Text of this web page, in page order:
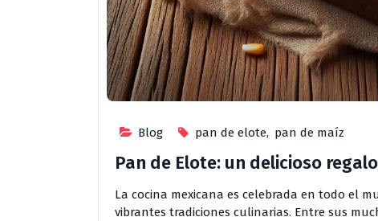
Blog pan de elote, pan de maíz
Pan de Elote: un delicioso
La cocina mexicana es celebrada en todo el
vibrantes tradiciones culinarias. Entre sus